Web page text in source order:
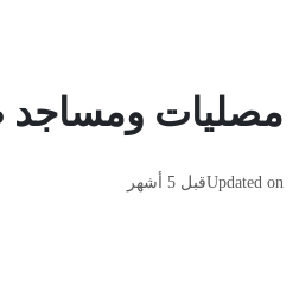
مصليات ومساجد صلاة
Updated onقبل 5 أشهر